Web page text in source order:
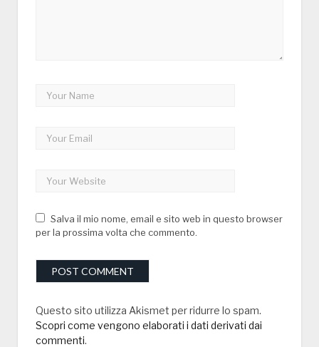
Salva il mio nome, email e sito web in questo browser
per la prossima volta che commento.
Questo sito utilizza Akismet per ridurre lo spam.
Scopri come vengono elaborati i dati derivati dai
commenti.